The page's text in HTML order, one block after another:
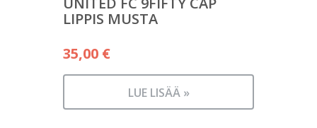
LIPPIS MUSTA
35,00 €
LUE LISÄÄ »